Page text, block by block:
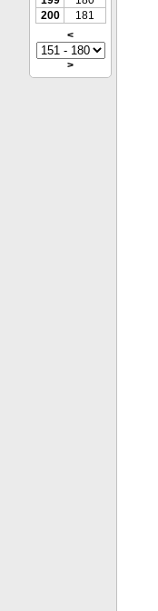
200
181
<
>